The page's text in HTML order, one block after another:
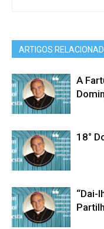
ARTIGOS
A
18°
“Dai-